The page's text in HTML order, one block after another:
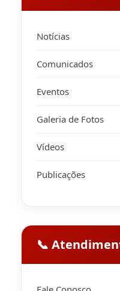
Notícias
Comunicados
Eventos
Galeria de Fotos
Vídeos
Publicações
📞